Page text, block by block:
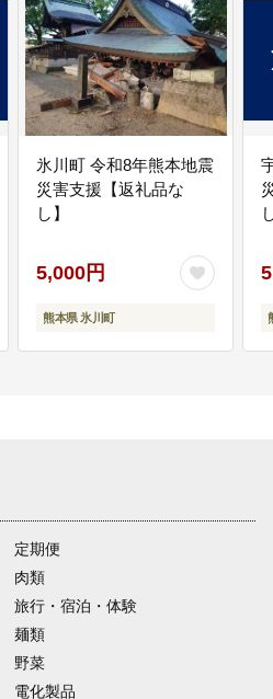
氷川町 令和8年熊本地震
災害支援【返礼品な
し】
5,000円
熊本県 氷川町
定期便
肉類
旅行・宿泊・体験
麺類
野菜
電化製品